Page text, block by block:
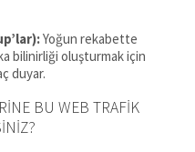
Yoğun rekabette
bilinirliği oluşturmak için
duyar.
BU WEB TRAFIK